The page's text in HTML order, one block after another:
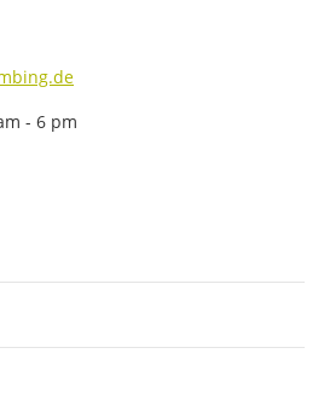
- 6 pm